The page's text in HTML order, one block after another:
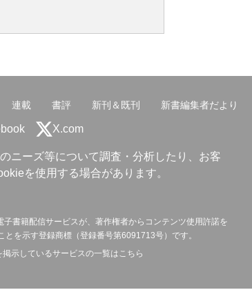
連載 書評 新刊＆既刊 新書編集者だより
X.com
ニーズ等について調査・分析したり、お客
を使用する場合があります。
書籍配信サービスが、著作権者からコンテンツ使用許諾を
とを示す登録商標（登録番号第6091713号）です。
示しているサービスの一覧はこちら